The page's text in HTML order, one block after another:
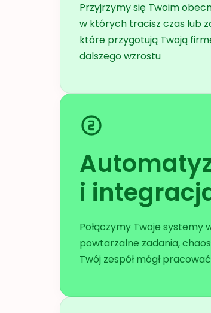
Przyjrzymy się Twoim
w których tracisz czas lub
które przygotują Twoją
dalszego wzrostu
i
Połączymy Twoje systemy
powtarzalne zadania,
Twój zespół mógł